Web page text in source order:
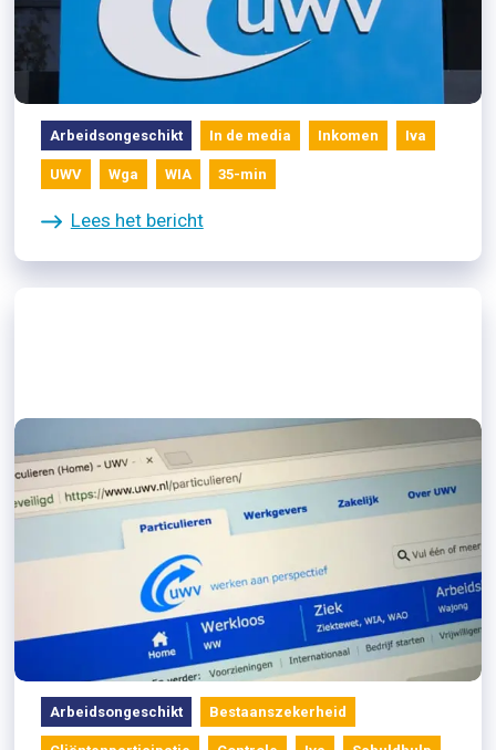
09/08/2021
Mensen in financiële problemen
door achterstanden bij UWV
Arbeidsongeschikt In de media Inkomen Iva
UWV Wga WIA 35-min
Lees het bericht
WIA-voorschotten hoeven niet
terug, verbetering poortwachter
Arbeidsongeschikt Bestaanszekerheid